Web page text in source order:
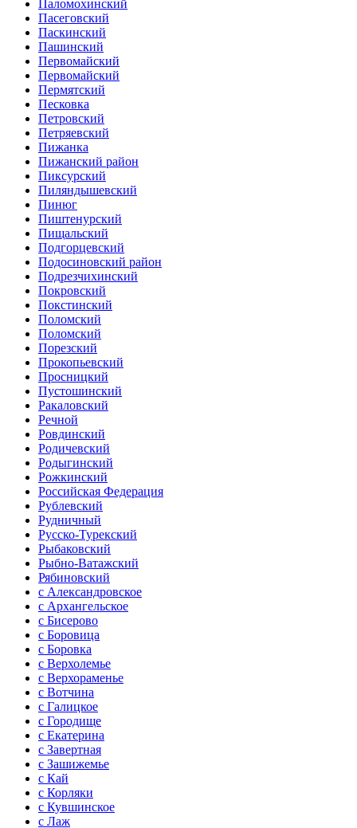
Паломохинский
Пасеговский
Паскинский
Пашинский
Первомайский
Первомайский
Пермятский
Песковка
Петровский
Петряевский
Пижанка
Пижанский район
Пиксурский
Пиляндышевский
Пинюг
Пиштенурский
Пищальский
Подгорцевский
Подосиновский район
Подрезчихинский
Покровский
Покстинский
Поломский
Поломский
Порезский
Прокопьевский
Просницкий
Пустошинский
Ракаловский
Речной
Ровдинский
Родичевский
Родыгинский
Рожкинский
Российская Федерация
Рублевский
Рудничный
Русско-Турекский
Рыбаковский
Рыбно-Ватажский
Рябиновский
с Александровское
с Архангельское
с Бисерово
с Боровица
с Боровка
с Верхолемье
с Верхораменье
с Вотчина
с Галицкое
с Городище
с Екатерина
с Завертная
с Зашижемье
с Кай
с Корляки
с Кувшинское
с Лаж